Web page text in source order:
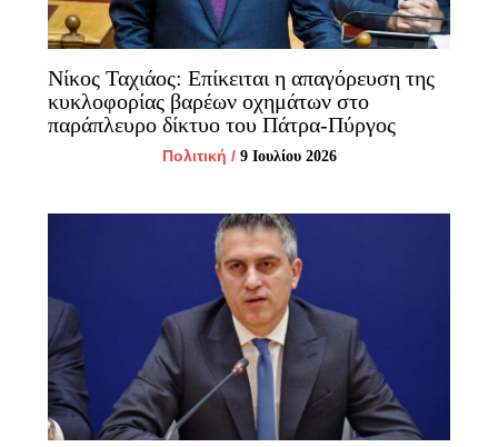
Νίκος Ταχιάος: Επίκειται η απαγόρευση της
κυκλοφορίας βαρέων οχημάτων στο
παράπλευρο δίκτυο του Πάτρα-Πύργος
Πολιτική / 9 Ιουλίου 2026